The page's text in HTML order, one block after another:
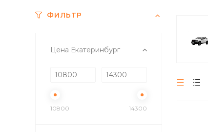
ФИЛЬТР
Цена Екатеринбург
10800 14300